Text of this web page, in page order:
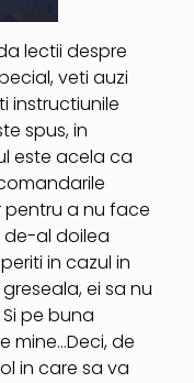
lectii despre
veti auzi
instructiunile
spus, in
este acela ca
a nu face
de-al doilea
in cazul in
ei sa nu
pe buna
mine…Deci, de
in care sa va